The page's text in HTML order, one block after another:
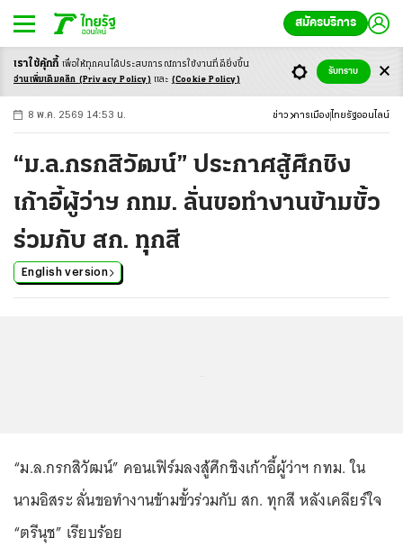
สมัครบริการ
-ก ก ก+
8 พ.ค. 2569 14:53 น. ข่าว การเมือง ไทยรัฐออนไลน์
“ม.ล.กรกสิวัฒน์” ประกาศสู้ศึกชิง
เก้าอี้ผู้ว่าฯ กทม. ลั่นขอทำงานข้ามขั้ว
ร่วมกับ สก. ทุกสี
English version
“ม.ล.กรกสิวัฒน์” คอนเฟิร์มลงสู้ศึกชิงเก้าอี้ผู้ว่าฯ กทม. ใน
นามอิสระ ลั่นขอทำงานข้ามขั้วร่วมกับ สก. ทุกสี หลังเคลียร์ใจ
“ตรีนุช” เรียบร้อย
เราใช้คุ้กกี้ เพื่อให้ทุกคนได้ประสบการณ์การใช้งานที่ดียิ่งขึ้น
อ่านเพิ่มเติมคลิก (Privacy Policy) และ (Cookie Policy)
รับทราบ